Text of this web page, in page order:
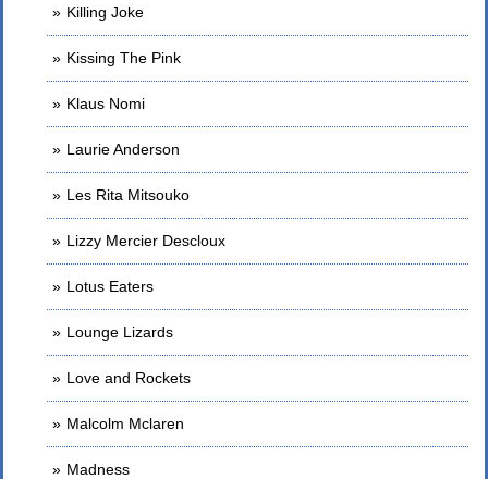
Killing Joke
Kissing The Pink
Klaus Nomi
Laurie Anderson
Les Rita Mitsouko
Lizzy Mercier Descloux
Lotus Eaters
Lounge Lizards
Love and Rockets
Malcolm Mclaren
Madness